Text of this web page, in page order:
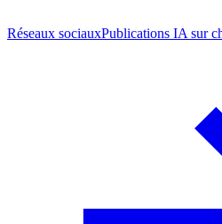
Réseaux sociauxPublications IA sur